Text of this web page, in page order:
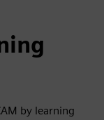
by learning